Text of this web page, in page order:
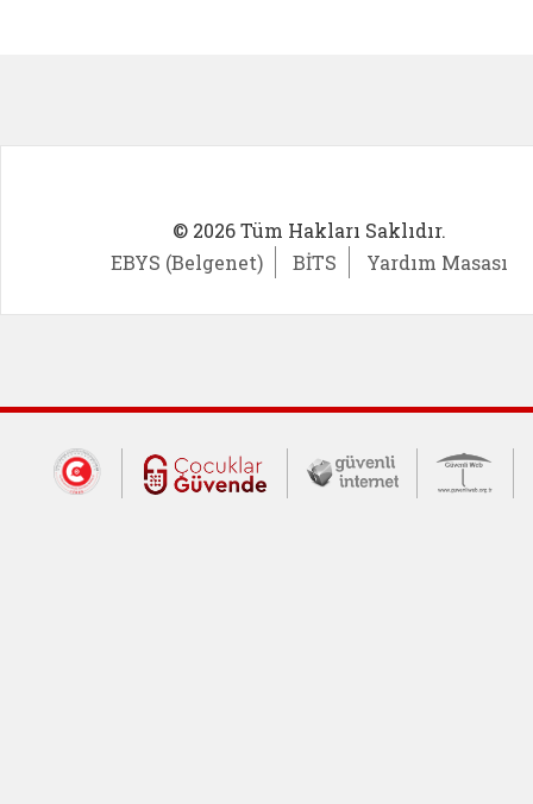
© 2026 Tüm Hakları Saklıdır.
EBYS (Belgenet)
BİTS Yardım Masası
Dış Bağlantılar
Cumhurbaşkanlığı İletişim Merkezi
Çocuklar Güvende (yeni
Güvenli